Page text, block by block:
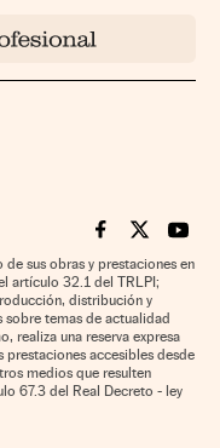
Cinco Días en
Cinco Días
Cinco
sus obras y prestaciones en
artículo 32.1 del TRLPI;
distribución y
temas de actualidad
realiza una reserva expresa
prestaciones accesibles desde
medios que resulten
67.3 del Real Decreto - ley